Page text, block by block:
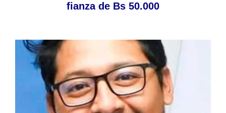
fianza de Bs 50.000